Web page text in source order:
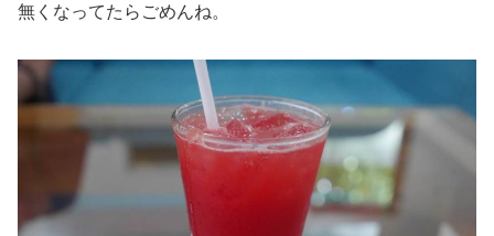
無くなってたらごめんね。